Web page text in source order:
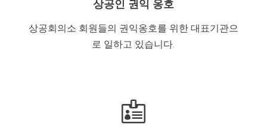
상공인 권익 옹호
상공회의소 회원들의 권익옹호를 위한 대표기관으
로 일하고 있습니다.
